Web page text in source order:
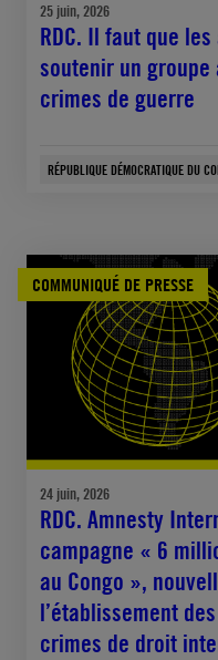
25 juin, 2026
RDC. Il faut que
soutenir un groupe
crimes de guerre
RÉPUBLIQUE DÉMOCRATIQUE DU
COMMUNIQUÉ DE PRESSE
24 juin, 2026
RDC. Amnesty
campagne « 6
au Congo »,
l’établissement
crimes de droit